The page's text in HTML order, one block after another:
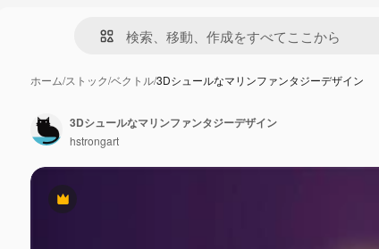
ホーム/ストック/ベクトル/3Dシュールなマリンファンタジーデザイン
Premium
3Dシュールなマリンファンタジーデザイン
hstrongart